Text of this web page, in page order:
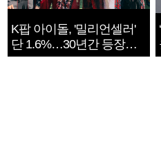
K팝 아이돌, '밀리언셀러'
단 1.6%…30년간 등장
1182개팀 전수조사